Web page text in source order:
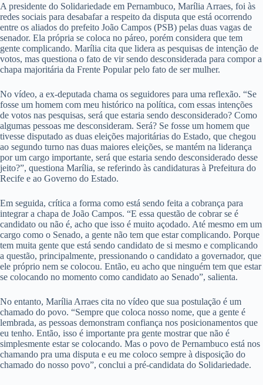
A presidente do Solidariedade em Pernambuco, Marília Arraes, foi às
redes sociais para desabafar a respeito da disputa que está ocorrendo
entre os aliados do prefeito João Campos (PSB) pelas duas vagas de
senador. Ela própria se coloca no páreo, porém considera que tem
gente complicando. Marília cita que lidera as pesquisas de intenção de
votos, mas questiona o fato de vir sendo desconsiderada para compor a
chapa majoritária da Frente Popular pelo fato de ser mulher.
No vídeo, a ex-deputada chama os seguidores para uma reflexão. “Se
fosse um homem com meu histórico na política, com essas intenções
de votos nas pesquisas, será que estaria sendo desconsiderado? Como
algumas pessoas me desconsideram. Será? Se fosse um homem que
tivesse disputado as duas eleições majoritárias do Estado, que chegou
ao segundo turno nas duas maiores eleições, se mantém na liderança
por um cargo importante, será que estaria sendo desconsiderado desse
jeito?”, questiona Marília, se referindo às candidaturas à Prefeitura do
Recife e ao Governo do Estado.
Em seguida, crítica a forma como está sendo feita a cobrança para
integrar a chapa de João Campos. “E essa questão de cobrar se é
candidato ou não é, acho que isso é muito açodado. Até mesmo em um
cargo como o Senado, a gente não tem que estar complicando. Porque
tem muita gente que está sendo candidato de si mesmo e complicando
a questão, principalmente, pressionando o candidato a governador, que
ele próprio nem se colocou. Então, eu acho que ninguém tem que estar
se colocando no momento como candidato ao Senado”, salienta.
No entanto, Marília Arraes cita no vídeo que sua postulação é um
chamado do povo. “Sempre que coloca nosso nome, que a gente é
lembrada, as pessoas demonstram confiança nos posicionamentos que
eu tenho. Então, isso é importante pra gente mostrar que não é
simplesmente estar se colocando. Mas o povo de Pernambuco está nos
chamando pra uma disputa e eu me coloco sempre à disposição do
chamado do nosso povo”, conclui a pré-candidata do Solidariedade.